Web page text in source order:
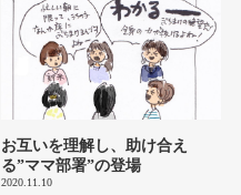
お互いを理解し、助け合え
る”ママ部署”の登場
2020.11.10